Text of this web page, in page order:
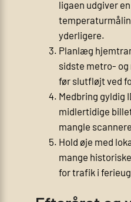
ligaen udgiver
yderligere.
Planlæg
sidste metro- og
før slutfløjt ved
Medbring gyldig
midlertidige
mangle
Hold øje med
mange
for trafik i